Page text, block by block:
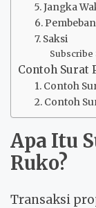
5. Jangka
6.
7. Saksi
Subscribe
Contoh Surat
1. Contoh
2. Contoh
Apa Itu
Ruko?
Transaksi